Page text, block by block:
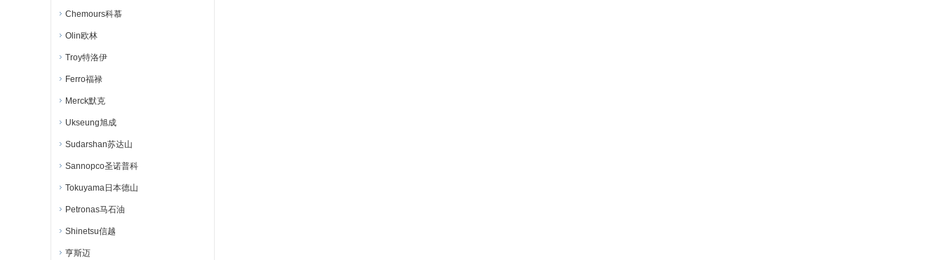
Chemours科慕
Olin欧林
Troy特洛伊
Ferro福禄
Merck默克
Ukseung旭成
Sudarshan苏达山
Sannopco圣诺普科
Tokuyama日本德山
Petronas马石油
Shinetsu信越
亨斯迈